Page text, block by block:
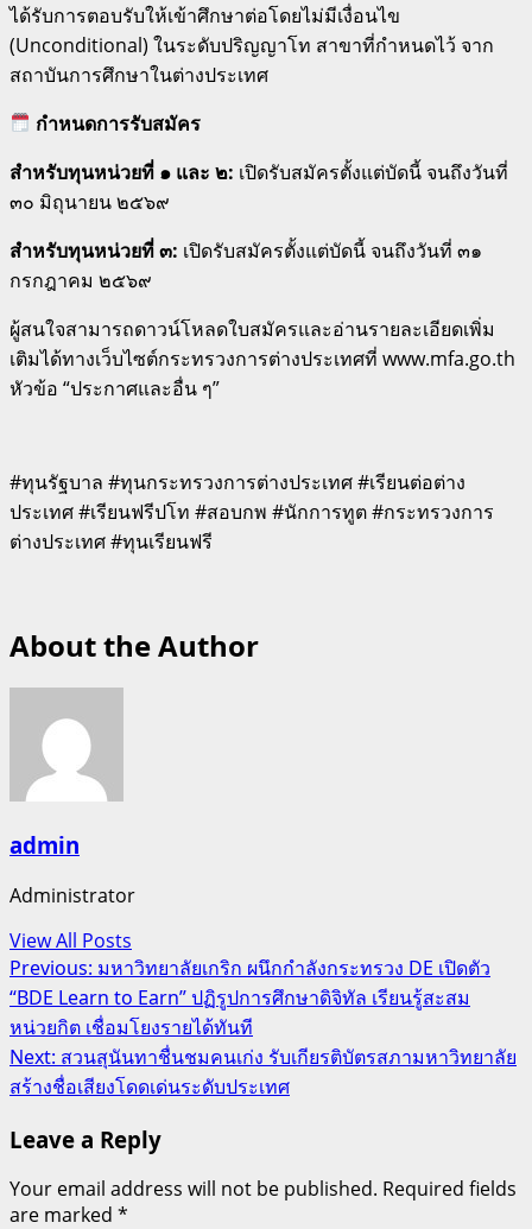
ได้รับการตอบรับให้เข้าศึกษาต่อโดยไม่มีเงื่อนไข
(Unconditional) ในระดับปริญญาโท สาขาที่กำหนดไว้ จาก
สถาบันการศึกษาในต่างประเทศ
กำหนดการรับสมัคร
สำหรับทุนหน่วยที่ ๑ และ ๒: เปิดรับสมัครตั้งแต่บัดนี้ จนถึงวันที่
๓๐ มิถุนายน ๒๕๖๙
สำหรับทุนหน่วยที่ ๓: เปิดรับสมัครตั้งแต่บัดนี้ จนถึงวันที่ ๓๑
กรกฎาคม ๒๕๖๙
ผู้สนใจสามารถดาวน์โหลดใบสมัครและอ่านรายละเอียดเพิ่ม
เติมได้ทางเว็บไซต์กระทรวงการต่างประเทศที่ www.mfa.go.th
หัวข้อ “ประกาศและอื่น ๆ”
#ทุนรัฐบาล #ทุนกระทรวงการต่างประเทศ #เรียนต่อต่าง
ประเทศ #เรียนฟรีปโท #สอบกพ #นักการทูต #กระทรวงการ
ต่างประเทศ #ทุนเรียนฟรี
About the Author
admin
Administrator
View All Posts
Post
navigation
Previous: มหาวิทยาลัยเกริก ผนึกกำลังกระทรวง DE เปิดตัว
“BDE Learn to Earn” ปฏิรูปการศึกษาดิจิทัล เรียนรู้สะสม
หน่วยกิต เชื่อมโยงรายได้ทันที
Next: สวนสุนันทาชื่นชมคนเก่ง รับเกียรติบัตรสภามหาวิทยาลัย
สร้างชื่อเสียงโดดเด่นระดับประเทศ
Leave a Reply
Your email address will not be published. Required fields
are marked *